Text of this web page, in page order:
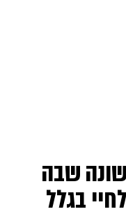
שבה
בגלל